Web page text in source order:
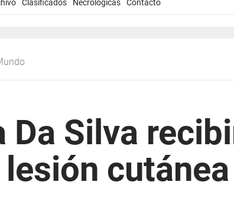
Clasificados Necrológicas Contacto
Da Silva
lesión